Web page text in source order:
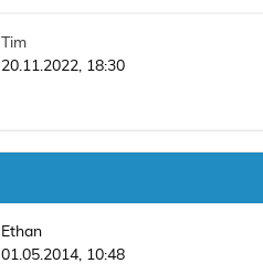
Tim
20.11.2022, 18:30
Ethan
01.05.2014, 10:48